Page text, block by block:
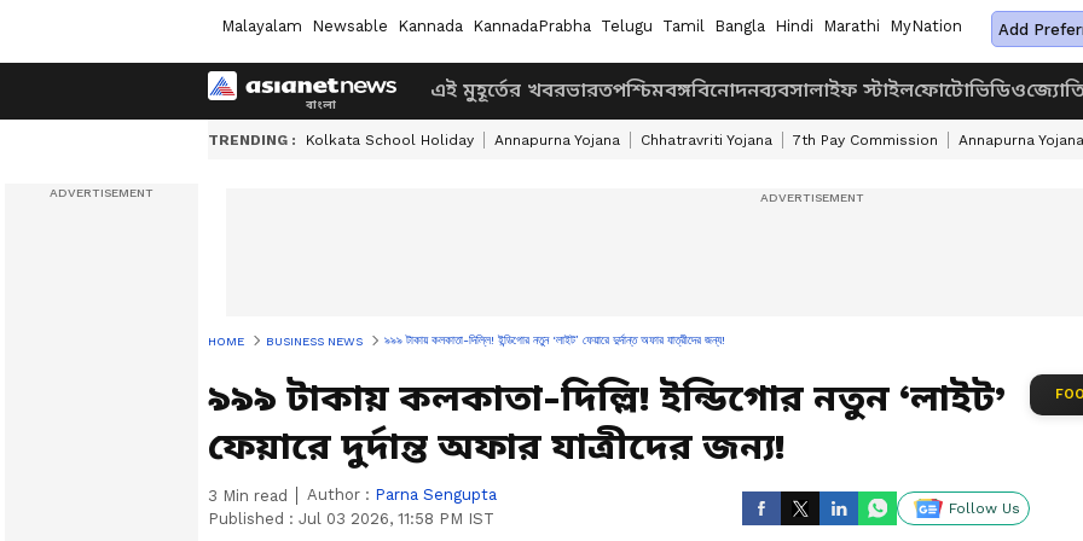
Malayalam Newsable Kannada KannadaPrabha Telugu Tamil Bangla Hindi Marathi MyNation Add
এই মুহূর্তের খবরভারতপশ্চিমবঙ্গবিনোদনব্যবসালাইফ স্টাইলফোটোভিডিও
TRENDING : Kolkata School Holiday Annapurna Yojana Chhatravriti Yojana 7th Pay Commission Annapurna
HOME BUSINESS NEWS ৯৯৯ টাকায় কলকাতা-দিল্লি! ইন্ডিগোর নতুন ‘লাইট’ ফেয়ারে দুর্দান্ত অফার যাত্রীদের জন্য!
৯৯৯ টাকায় কলকাতা-দিল্লি! ইন্ডিগোর নতুন ‘লাইট’
ফেয়ারে দুর্দান্ত অফার যাত্রীদের জন্য!
3 Min read Author : Parna Sengupta
Published : Jul 03 2026, 11:58 PM IST
Follow Us